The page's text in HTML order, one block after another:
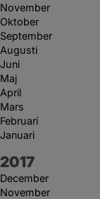
November
Oktober
September
Augusti
Juni
Maj
April
Mars
Februari
Januari
År:
2017
December
November